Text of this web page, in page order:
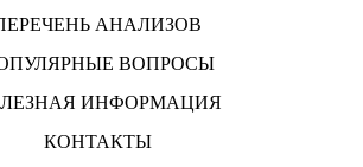
АНАЛИЗОВ
ВОПРОСЫ
ИНФОРМАЦИЯ
КОНТАКТЫ